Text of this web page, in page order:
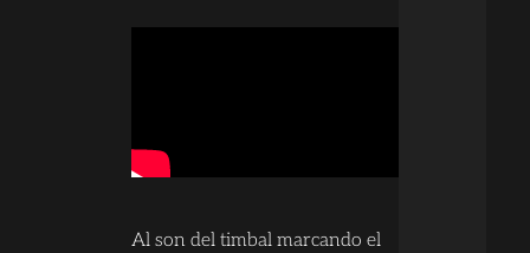
Al son del timbal marcando el